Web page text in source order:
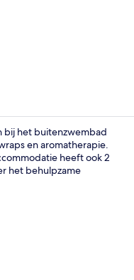
Interieur
bij het buitenzwembad
en aromatherapie.
heeft ook 2
het behulpzame